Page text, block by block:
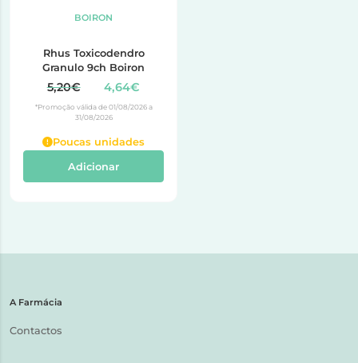
BOIRON
Rhus Toxicodendro
Granulo 9ch Boiron
5,20€ 4,64€
*Promoção válida de 01/08/2026 a
31/08/2026
Poucas unidades
Adicionar
A Farmácia
Contactos